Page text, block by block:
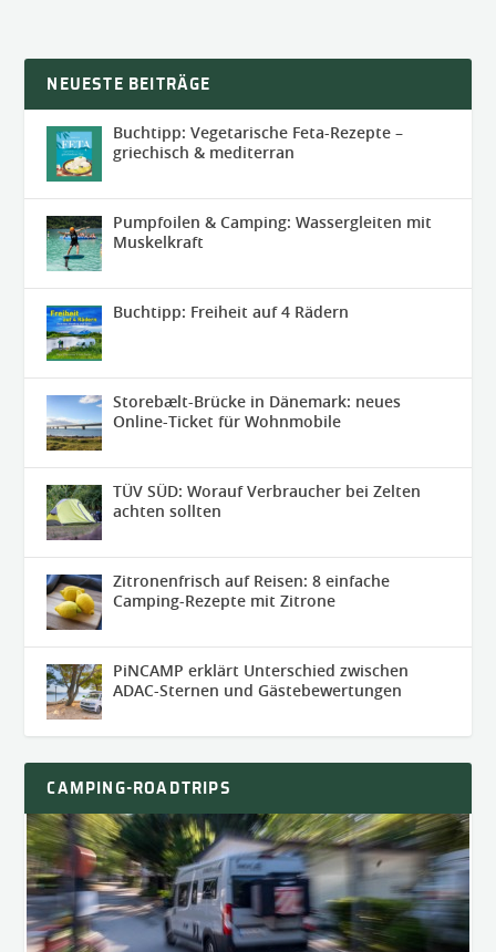
NEUESTE BEITRÄGE
Buchtipp: Vegetarische Feta-Rezepte –
griechisch & mediterran
Pumpfoilen & Camping: Wassergleiten mit
Muskelkraft
Buchtipp: Freiheit auf 4 Rädern
Storebælt-Brücke in Dänemark: neues
Online-Ticket für Wohnmobile
TÜV SÜD: Worauf Verbraucher bei Zelten
achten sollten
Zitronenfrisch auf Reisen: 8 einfache
Camping-Rezepte mit Zitrone
PiNCAMP erklärt Unterschied zwischen
ADAC-Sternen und Gästebewertungen
CAMPING-ROADTRIPS